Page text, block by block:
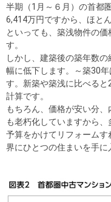
半期（1月～６月）の首都
6,414万円ですから、ほと
といっても、築浅物件の
す。
しかし、建築後の築年数
幅に低下します。～築30
す。新築や築浅に比べる
計算です。
もちろん、価格が安い分
も老朽化していますから
予算をかけてリフォーム
界にひとつの住まいを手に